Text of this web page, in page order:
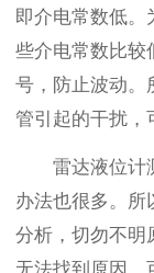
即介电常数低。
些介电常数比较
号，防止波动。
管引起的干扰，
雷达液位计
办法也很多。所
分析，切勿不明